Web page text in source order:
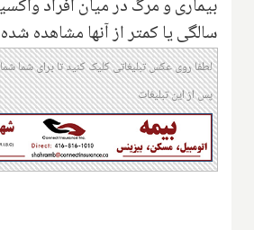
سالگی یا کمتر از آنها مشاهده
لطفا روی عکس تبلیغاتی کلیک کنید تا برای شما
پس از این تبلیغات